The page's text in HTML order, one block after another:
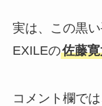
実は、この黒
EXILEの佐藤
コメント欄で